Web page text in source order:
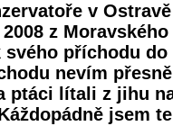
v Ostravě
z Moravského
příchodu do
nevím
ptáci lítali z jihu
jsem